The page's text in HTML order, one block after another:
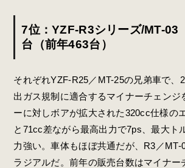
7位：YZF-R3シリーズ/MT-03
台（前年463台）
それぞれYZF-R25／MT-25の兄弟車で、
出ガス規制に適合するマイナーチェンジ
ーに対しボアが拡大された320cc仕様の
と71cc差ながら最高出力で7ps、最大ト
力強い。車体もほぼ共通だが、R3／MT-
ラジアルだ。前年の販売台数はマイナー